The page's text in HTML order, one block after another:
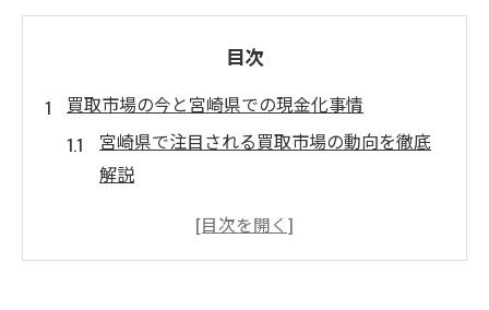
目次
買取市場の今と宮崎県での現金化事情
宮崎県で注目される買取市場の動向を徹底
解説
現金化が身近に宮崎で増える買取サービス